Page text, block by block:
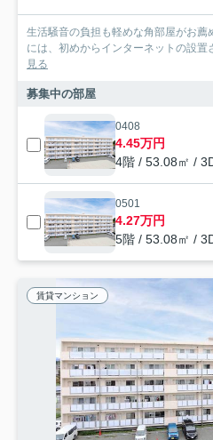
生活騒音の負担も軽めな角部屋がお
には、初めからインターネットの設置
見る
募集中の部屋
0408
4.45万円
4階 / 53.08㎡ /
0501
4.27万円
5階 / 53.08㎡ /
賃貸マンション